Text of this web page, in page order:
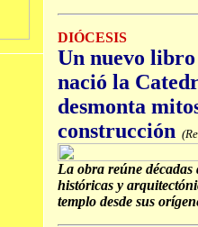
DIÓCESIS
Un nuevo
nació la
desmonta
construcción
La obra reúne décadas
históricas y
templo desde sus